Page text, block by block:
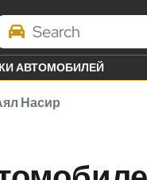
Brands
АВТОМОБИЛЕЙ
Насир